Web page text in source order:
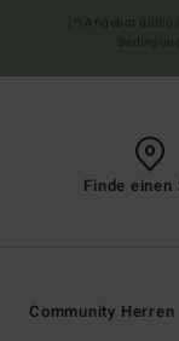
Finde einen
Community Herren